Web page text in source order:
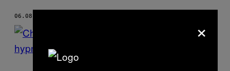
06.08.18 ×